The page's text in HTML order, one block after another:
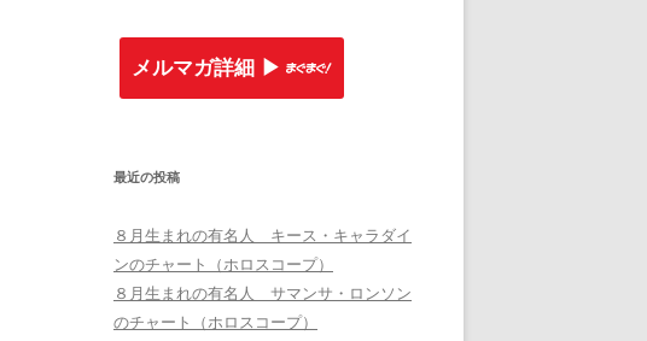
メルマガ詳細 ▶︎
最近の投稿
８月生まれの有名人 キース・キャラダイ
ンのチャート（ホロスコープ）
８月生まれの有名人 サマンサ・ロンソン
のチャート（ホロスコープ）